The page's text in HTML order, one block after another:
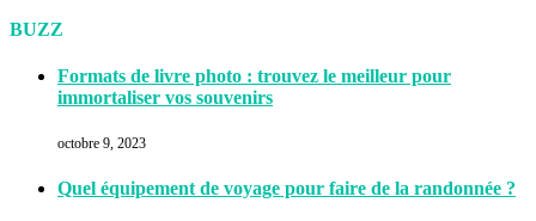
BUZZ
Formats de livre photo : trouvez le meilleur pour
immortaliser vos souvenirs
octobre 9, 2023
Quel équipement de voyage pour faire de la randonnée ?